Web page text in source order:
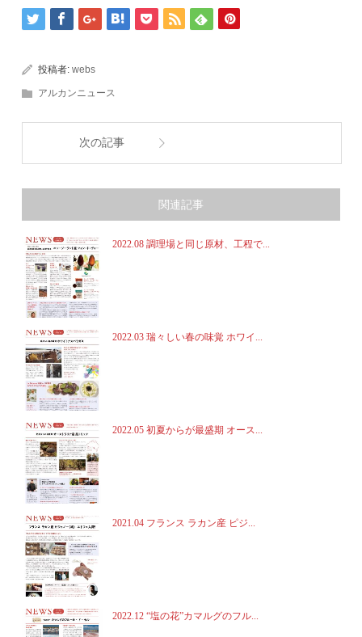
投稿者:webs
アルカンニュース
次の記事
関連記事
2022.08 調理場と同じ原材、工程で...
2022.03 瑞々しい春の味覚 ホワイ...
2022.05 初夏からが最盛期 オース...
2021.04 フランス ラカン産 ピジ...
2022.12 “塩の花”カマルグのフル...